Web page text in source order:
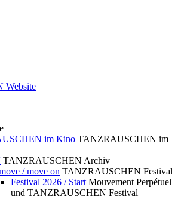
im Kino TANZRAUSCHEN im
TANZRAUSCHEN Archiv
/ move on TANZRAUSCHEN Festival
Festival 2026 / Start Mouvement Perpétuel
und TANZRAUSCHEN Festival